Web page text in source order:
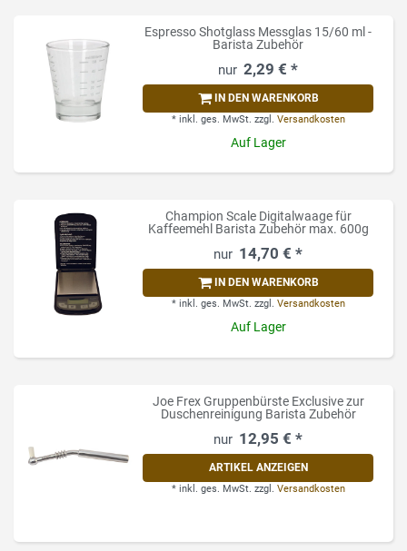
Espresso Shotglass Messglas 15/60 ml -
Barista Zubehör
2,29 € *
IN DEN WARENKORB
* inkl. ges. MwSt. zzgl. Versandkosten
Auf Lager
Champion Scale Digitalwaage für
Kaffeemehl Barista Zubehör max. 600g
14,70 € *
IN DEN WARENKORB
* inkl. ges. MwSt. zzgl. Versandkosten
Auf Lager
Joe Frex Gruppenbürste Exclusive zur
Duschenreinigung Barista Zubehör
12,95 € *
ARTIKEL ANZEIGEN
* inkl. ges. MwSt. zzgl. Versandkosten